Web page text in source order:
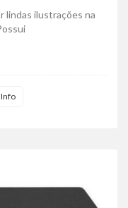
lindas ilustrações na